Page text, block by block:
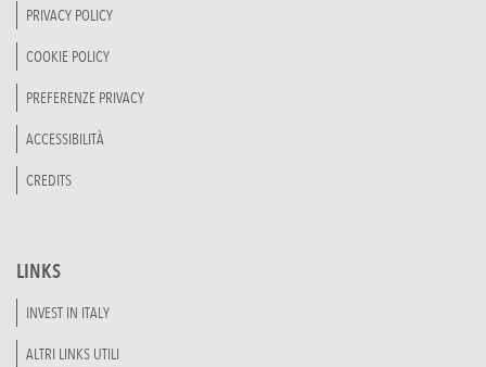
PRIVACY POLICY
COOKIE POLICY
PREFERENZE PRIVACY
ACCESSIBILITÀ
CREDITS
LINKS
INVEST IN ITALY
ALTRI LINKS UTILI